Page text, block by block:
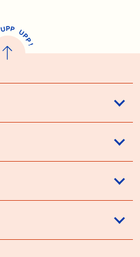
UPP UP
P
!